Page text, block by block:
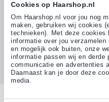
Cookies op Haarshop.nl
Om Haarshop.nl voor jou nog
maken, gebruiken wij cookies
technieken). Met deze cookies
informatie over jou verzamelen
en mogelijk ook buiten, onze
informatie passen wij en derde
communicatie en advertenties
Daarnaast kan je door deze
media.
Contact
Volg ons
Klanten